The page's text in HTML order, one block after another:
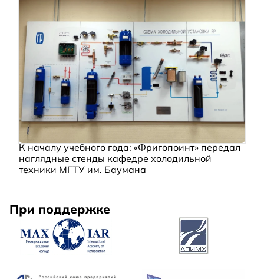
К началу учебного года: «Фригопоинт» передал
наглядные стенды кафедре холодильной
техники МГТУ им. Баумана
При поддержке